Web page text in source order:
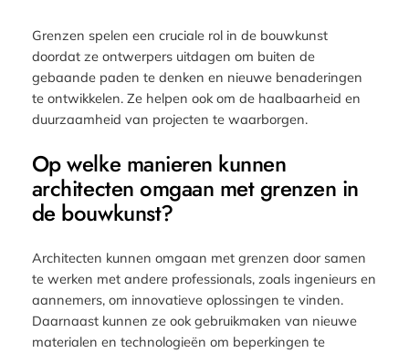
Grenzen spelen een cruciale rol in de bouwkunst
doordat ze ontwerpers uitdagen om buiten de
gebaande paden te denken en nieuwe benaderingen
te ontwikkelen. Ze helpen ook om de haalbaarheid en
duurzaamheid van projecten te waarborgen.
Op welke manieren kunnen
architecten omgaan met grenzen in
de bouwkunst?
Architecten kunnen omgaan met grenzen door samen
te werken met andere professionals, zoals ingenieurs en
aannemers, om innovatieve oplossingen te vinden.
Daarnaast kunnen ze ook gebruikmaken van nieuwe
materialen en technologieën om beperkingen te